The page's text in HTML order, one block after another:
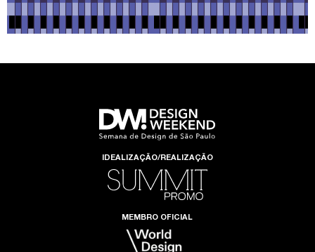
IDEALIZAÇÃO/REALIZAÇÃO
MEMBRO OFICIAL